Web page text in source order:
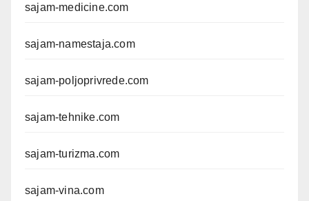
sajam-medicine.com
sajam-namestaja.com
sajam-poljoprivrede.com
sajam-tehnike.com
sajam-turizma.com
sajam-vina.com